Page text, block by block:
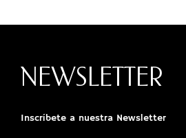
NEWSLETTER
Inscríbete a nuestra Newsletter